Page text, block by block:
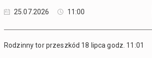
25.07.2026 11:00
Rodzinny tor przeszkód 18 lipca godz. 11:01